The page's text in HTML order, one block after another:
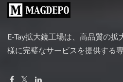
E-Tay拡大鏡工場は、高品質の拡
様に完璧なサービスを提供する